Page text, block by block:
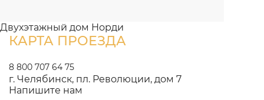
Двухэтажный дом Норди
КАРТА ПРОЕЗДА
8 800 707 64 75
г. Челябинск, пл. Революции, дом 7
Напишите нам